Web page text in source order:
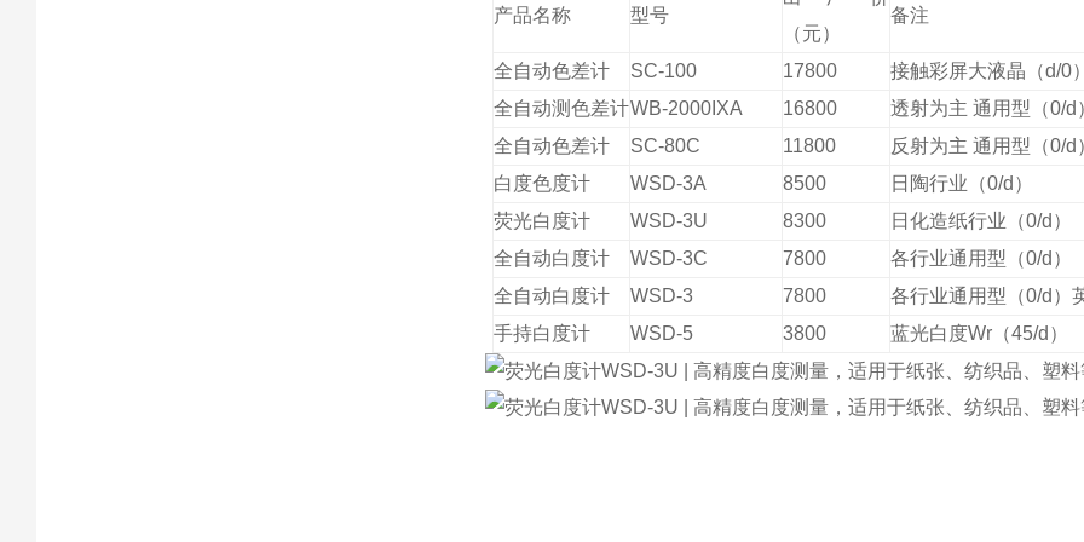
产品名称 型号
（元）
备注
全自动色差计 SC-100 17800
接触彩屏大液晶（d/0）
全自动测色差计WB-2000IXA 16800
透射为主 通用型（0/d
全自动色差计
SC-80C 11800
反射为主 通用型（0/d
白度色度计
WSD-3A 8500
日陶行业（0/d）
荧光白度计
WSD-3U 8300
日化造纸行业（0/d）
全自动白度计
WSD-3C 7800
各行业通用型（0/d）
全自动白度计
WSD-3 7800
各行业通用型（0/d）
手持白度计
WSD-5 3800 蓝光白度Wr（45/d）